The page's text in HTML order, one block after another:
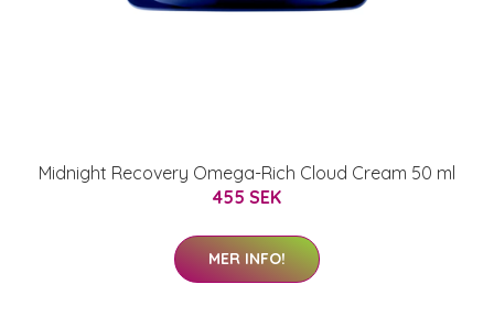
Midnight Recovery Omega-Rich Cloud Cream 50 ml
455 SEK
MER INFO!